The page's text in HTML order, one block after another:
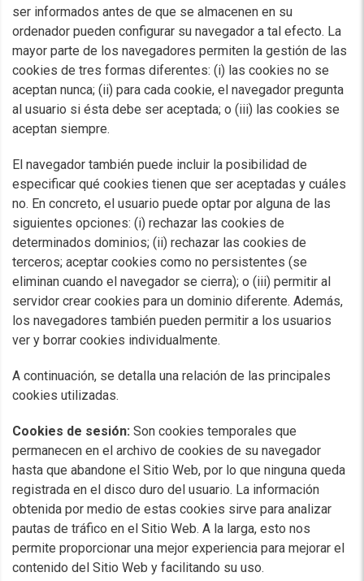
ser informados antes de que se almacenen en su
ordenador pueden configurar su navegador a tal efecto. La
mayor parte de los navegadores permiten la gestión de las
cookies de tres formas diferentes: (i) las cookies no se
aceptan nunca; (ii) para cada cookie, el navegador pregunta
al usuario si ésta debe ser aceptada; o (iii) las cookies se
aceptan siempre.
El navegador también puede incluir la posibilidad de
especificar qué cookies tienen que ser aceptadas y cuáles
no. En concreto, el usuario puede optar por alguna de las
siguientes opciones: (i) rechazar las cookies de
determinados dominios; (ii) rechazar las cookies de
terceros; aceptar cookies como no persistentes (se
eliminan cuando el navegador se cierra); o (iii) permitir al
servidor crear cookies para un dominio diferente. Además,
los navegadores también pueden permitir a los usuarios
ver y borrar cookies individualmente.
A continuación, se detalla una relación de las principales
cookies utilizadas.
Cookies de sesión: Son cookies temporales que
permanecen en el archivo de cookies de su navegador
hasta que abandone el Sitio Web, por lo que ninguna queda
registrada en el disco duro del usuario. La información
obtenida por medio de estas cookies sirve para analizar
pautas de tráfico en el Sitio Web. A la larga, esto nos
permite proporcionar una mejor experiencia para mejorar el
contenido del Sitio Web y facilitando su uso.